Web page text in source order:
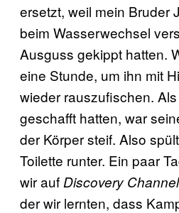
ersetzt, weil mein Bruder
beim Wasserwechsel
Ausguss gekippt hatten.
eine Stunde, um ihn mit
wieder rauszufischen.
geschafft hatten, war
der Körper steif. Also
Toilette runter. Ein paar
wir auf Discovery Channel
der wir lernten, dass